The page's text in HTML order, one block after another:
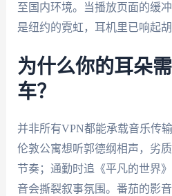
至国内环境。当播放页面的缓
是纽约的霓虹，耳机里已响起胡
为什么你的耳朵
车？
并非所有VPN都能承载音乐传
伦敦公寓想听郭德纲相声，劣
节奏；通勤时追《平凡的世界
音会撕裂叙事氛围。番茄的影